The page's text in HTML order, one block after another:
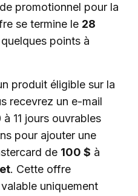
promotionnel pour la
se termine le 28
points à
produit éligible sur la
recevrez un e-mail
11 jours ouvrables
pour ajouter une
de 100 $ à
. Cette offre
uniquement